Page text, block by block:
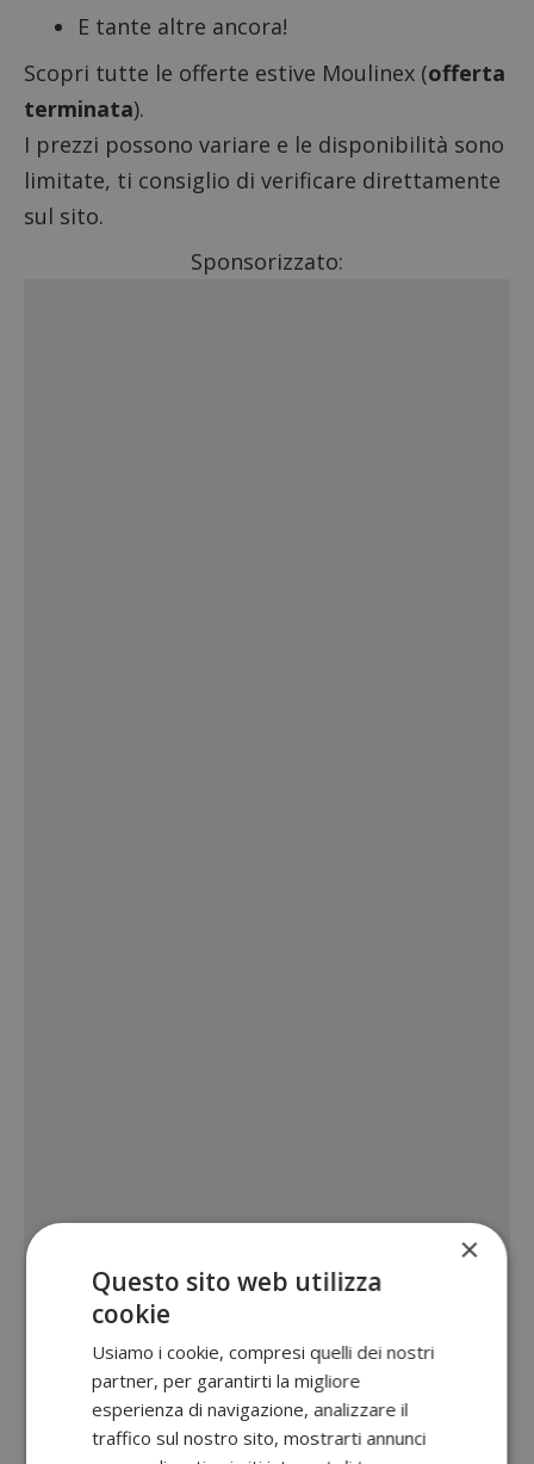
E tante altre ancora!
Scopri tutte le offerte estive Moulinex (offerta
terminata).
I prezzi possono variare e le disponibilità sono
limitate, ti consiglio di verificare direttamente
sul sito.
Sponsorizzato:
×
Questo sito web utilizza
cookie
Usiamo i cookie, compresi quelli dei nostri
partner, per garantirti la migliore
esperienza di navigazione, analizzare il
traffico sul nostro sito, mostrarti annunci